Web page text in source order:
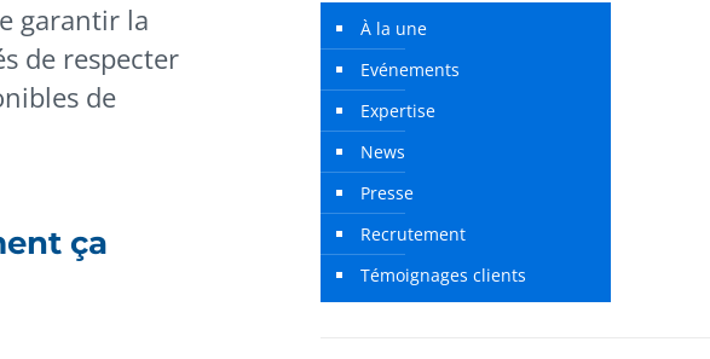
garantir la
de respecter
de
ça
À la une
Evénements
Expertise
News
Presse
Recrutement
Témoignages clients